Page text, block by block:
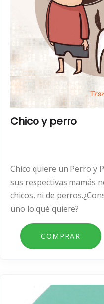
Chico y perro
Chico quiere un Perro y
sus respectivas mamás
chicos, ni de
uno lo qué quiere?